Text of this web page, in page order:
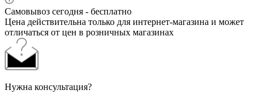
Самовывоз сегодня - бесплатно
Цена действительна только для интернет-магазина и может
отличаться от цен в розничных магазинах
Нужна консультация?